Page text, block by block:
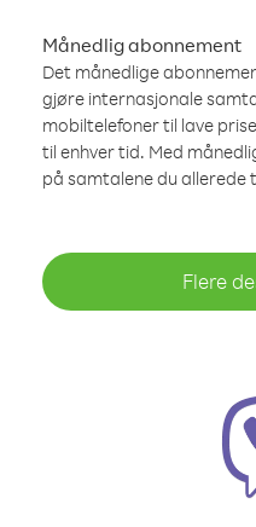
Månedlig abonnement
Det månedlige
gjøre internasjonale
mobiltelefoner til lave
til enhver tid. Med
på samtalene du allerede
Flere